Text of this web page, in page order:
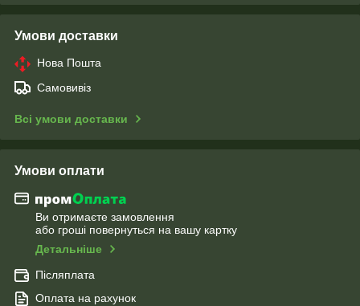
Умови доставки
Нова Пошта
Самовивіз
Всі умови доставки
Умови оплати
Ви отримаєте замовлення
або гроші повернуться на вашу картку
Детальніше
Післяплата
Оплата на рахунок